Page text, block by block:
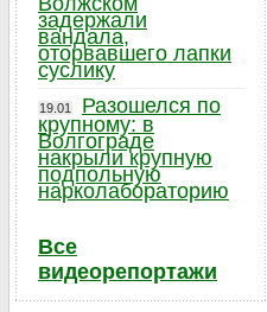
задержали
вандала,
оторвавшего лапки
суслику
19.01
Разошелся по
крупному: в
Волгограде
накрыли крупную
подпольную
нарколабораторию
Все
видеорепортажи